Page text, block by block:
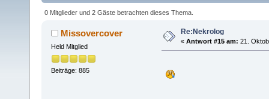
0 Mitglieder und 2 Gäste betrachten dieses Thema.
Missovercover
Held Mitglied
Beiträge: 885
Re:Nekrolog
« Antwort #15 am: 21.